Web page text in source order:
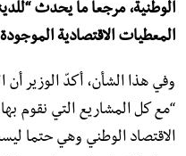
الوطنية، مرجعا ما يحدث
المعطيات الاقتصادية
وفي هذا الشأن، أكدّ الوزير أن
“مع كل المشاريع التي نقوم
الاقتصاد الوطني وهي حتما